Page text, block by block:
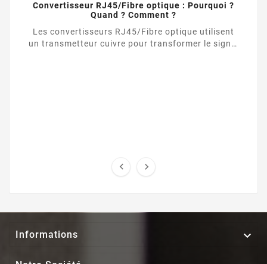
Convertisseur RJ45/Fibre optique : Pourquoi ?
Quand ? Comment ?
Les convertisseurs RJ45/Fibre optique utilisent
un transmetteur cuivre pour transformer le signal
 
Informations 